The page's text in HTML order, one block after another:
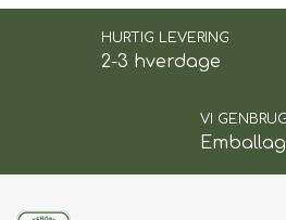
HURTIG LEVERING
2-3 hverdage
VI